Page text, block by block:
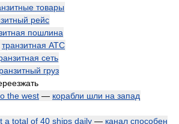
товары
рейс
пошлина
транзитная АТС
сеть
груз
the west — корабли шли на запад
a total of 40 ships daily — канал способен